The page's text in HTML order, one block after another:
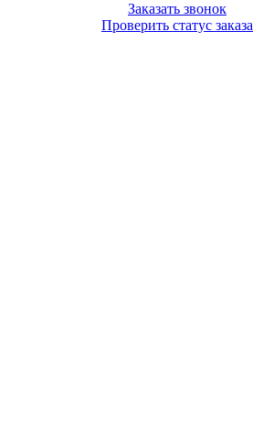
Заказать звонок
Проверить статус заказа